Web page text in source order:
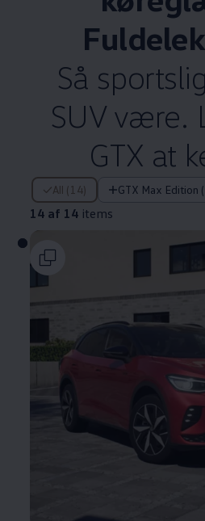
Så
SUV være.
GTX at
All (14) GTX Max Edition
14 af 14 items
14 af 14 items